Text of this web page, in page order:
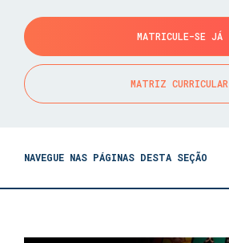
MATRICULE-SE JÁ
MATRIZ CURRICULAR
NAVEGUE NAS PÁGINAS DESTA SEÇÃO